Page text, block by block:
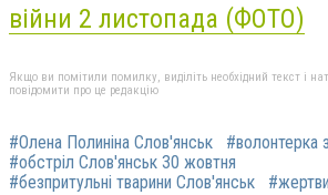
війни 2 листопада (ФОТО)
Якщо ви помітили помилку, виділіть необхідний текст і
повідомити про це редакцію
#Олена Полиніна Слов'янськ
#волонтерка
#обстріл Слов'янськ 30 жовтня
#безпритульні тварини Слов'янськ